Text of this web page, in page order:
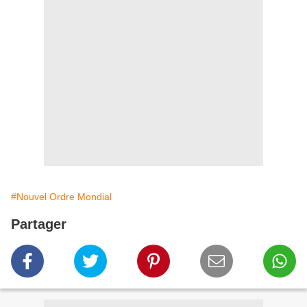
#Nouvel Ordre Mondial
Partager